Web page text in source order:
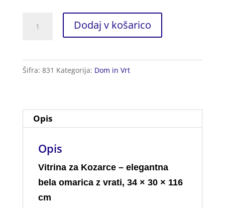
količina
Dodaj v košarico
Šifra: 831 Kategorija: Dom in Vrt
Opis
Opis
Vitrina za Kozarce – elegantna
bela omarica z vrati, 34 × 30 × 116
cm